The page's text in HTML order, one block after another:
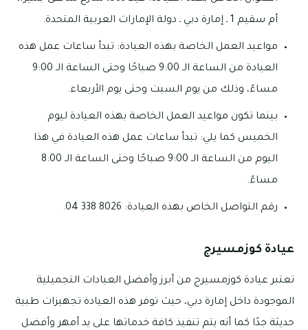
أم سقيم 1 ـ إمارة دبي ـ دولة الإمارات العربية المتحدة.
مواعيد العمل الخاصة بهذه العيادة: تبدأ ساعات عمل هذه
العيادة من الساعة الـ 9:00 صباحًا وحتى الساعة الـ 9:00
مساءً، وذلك من يوم السبت وحتى يوم الأربعاء.
بينما تكون مواعيد العمل الخاصة بهذه العيادة ليوم
الخميس كما يلي: تبدأ ساعات عمل هذه العيادة في هذا
اليوم من الساعة الـ 9:00 صباحًا وحتى الساعة الـ 8:00
مساءً.
رقم التواصل الخاص بهذه العيادة: 8026 338 04.
عيادة كوزمسيرج
تعتبر عيادة كوزمسيرج من أبرز وأفضل العيادات التجميلية
الموجودة داخل إمارة دبي، حيث توفر هذه العيادة تجهيزات طبية
حديثة جدًا كما أنه يتم تنفيذ كافة خدماتها على يد أمهر وأفضل